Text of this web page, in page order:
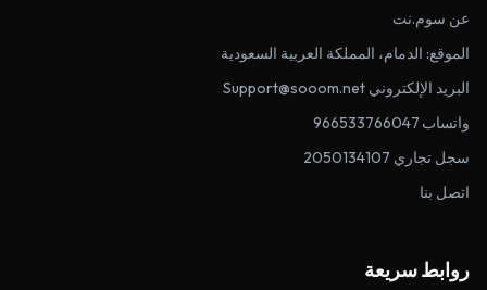
عن سوم.نت
الموقع: الدمام، المملكة العربية السعودية
البريد الإلكتروني Support@sooom.net
واتساب 966533766047
سجل تجاري 2050134107
اتصل بنا
روابط سريعة